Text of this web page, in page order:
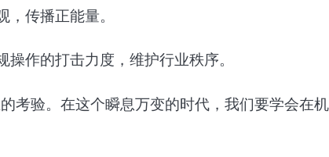
传播正能量。
作的打击力度，维护行业秩序。
考验。在这个瞬息万变的时代，我们要学会在